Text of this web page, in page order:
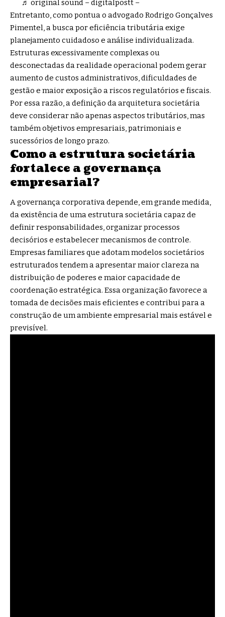
♬ original sound – digitalpostt –
Entretanto, como pontua o advogado Rodrigo Gonçalves
Pimentel, a busca por eficiência tributária exige
planejamento cuidadoso e análise individualizada.
Estruturas excessivamente complexas ou
desconectadas da realidade operacional podem gerar
aumento de custos administrativos, dificuldades de
gestão e maior exposição a riscos regulatórios e fiscais.
Por essa razão, a definição da arquitetura societária
deve considerar não apenas aspectos tributários, mas
também objetivos empresariais, patrimoniais e
sucessórios de longo prazo.
Como a estrutura societária
fortalece a governança
empresarial?
A governança corporativa depende, em grande medida,
da existência de uma estrutura societária capaz de
definir responsabilidades, organizar processos
decisórios e estabelecer mecanismos de controle.
Empresas familiares que adotam modelos societários
estruturados tendem a apresentar maior clareza na
distribuição de poderes e maior capacidade de
coordenação estratégica. Essa organização favorece a
tomada de decisões mais eficientes e contribui para a
construção de um ambiente empresarial mais estável e
previsível.